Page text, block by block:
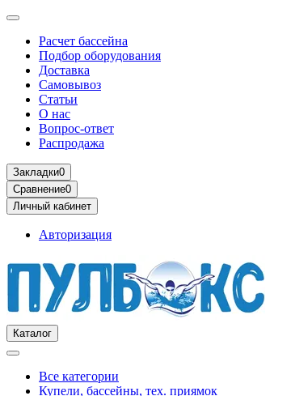
Расчет бассейна
Подбор оборудования
Доставка
Самовывоз
Статьи
О нас
Вопрос-ответ
Распродажа
Закладки0
Сравнение0
Личный кабинет
Авторизация
Каталог
Все категории
Купели, бассейны, тех. приямок